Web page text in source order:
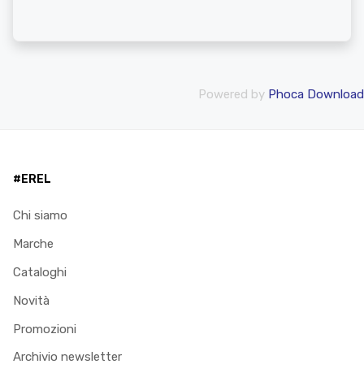
Powered by Phoca Download
#EREL
Chi siamo
Marche
Cataloghi
Novità
Promozioni
Archivio newsletter